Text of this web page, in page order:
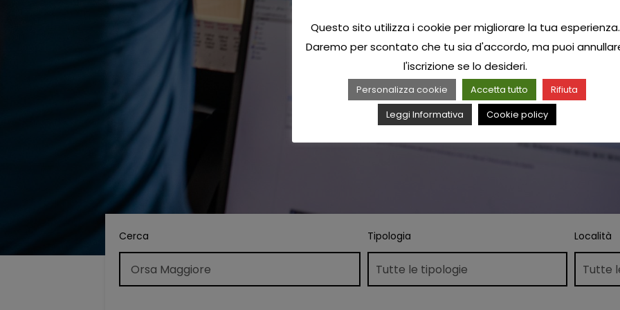
Cerca Tipologia Località
Questo sito utilizza i cookie per migliorare la tua esperienza.
Daremo per scontato che tu sia d'accordo, ma puoi
l'iscrizione se lo desideri.
Personalizza cookie Accetta tutto
Rifiuta
Leggi Informativa
Cookie policy